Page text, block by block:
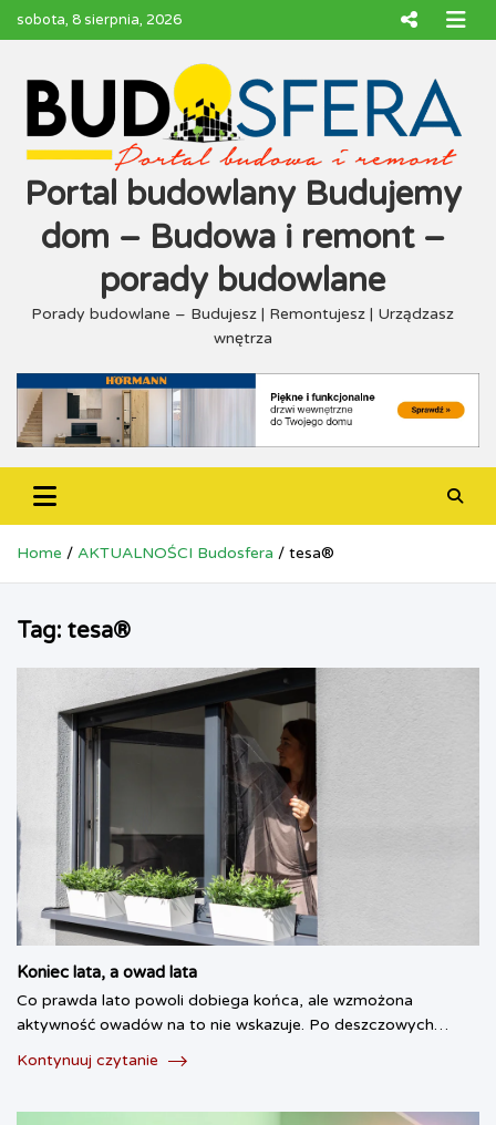
sobota, 8 sierpnia, 2026
Portal budowlany Budujemy
dom – Budowa i remont –
porady budowlane
Porady budowlane – Budujesz | Remontujesz | Urządzasz
wnętrza
Home AKTUALNOŚCI Budosfera tesa®
Tag: tesa®
Koniec lata, a owad lata
Co prawda lato powoli dobiega końca, ale wzmożona
aktywność owadów na to nie wskazuje. Po deszczowych…
Kontynuuj czytanie